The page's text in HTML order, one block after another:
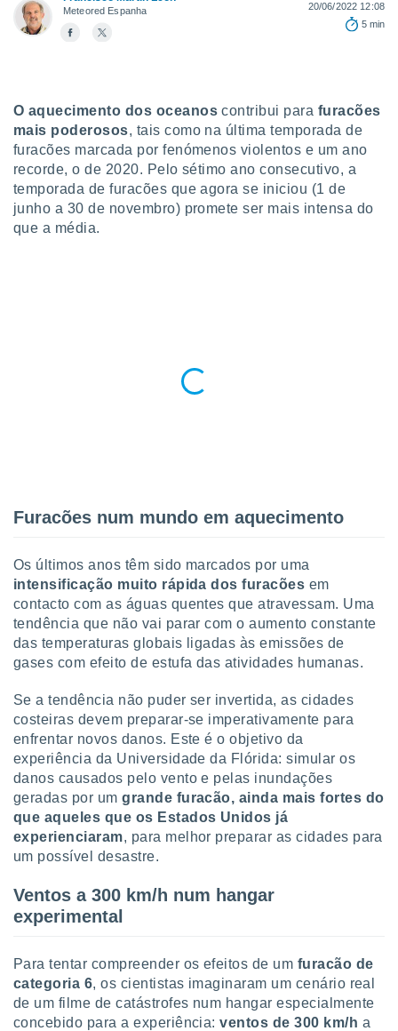
lhe
e
na nossa
e
a
cookies
parte
não
cookies
o
ou
Pode
de
ao
através
nós e
para
e
Meteored Espanha
20/06/2022 12:08
5 min
O aquecimento dos oceanos contribui para furacões
mais poderosos, tais como na última temporada de
furacões marcada por fenómenos violentos e um ano
recorde, o de 2020. Pelo sétimo ano consecutivo, a
temporada de furacões que agora se iniciou (1 de
junho a 30 de novembro) promete ser mais intensa do
que a média.
Furacões num mundo em aquecimento
Os últimos anos têm sido marcados por uma
intensificação muito rápida dos furacões em
contacto com as águas quentes que atravessam. Uma
tendência que não vai parar com o aumento constante
das temperaturas globais ligadas às emissões de
gases com efeito de estufa das atividades humanas.
Se a tendência não puder ser invertida, as cidades
costeiras devem preparar-se imperativamente para
enfrentar novos danos. Este é o objetivo da
experiência da Universidade da Flórida: simular os
danos causados pelo vento e pelas inundações
geradas por umgrande furacão, ainda mais fortes do
que aqueles que os Estados Unidos já
experienciaram, para melhor preparar as cidades para
um possível desastre.
Ventos a 300 km/h num hangar
experimental
Para tentar compreender os efeitos de um furacão de
categoria 6, os cientistas imaginaram um cenário real
de um filme de catástrofes num hangar especialmente
concebido para a experiência:ventos de 300 km/h a